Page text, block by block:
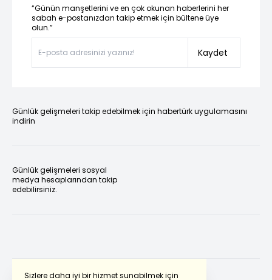
Sizlere daha iyi bir hizmet sunabilmek için
“Günün manşetlerini ve en çok okunan haberlerini her
sabah e-postanızdan takip etmek için bültene üye
olun.”
Kaydet
Günlük gelişmeleri takip edebilmek için habertürk uygulamasını
indirin
Günlük gelişmeleri sosyal
medya hesaplarından takip
edebilirsiniz.